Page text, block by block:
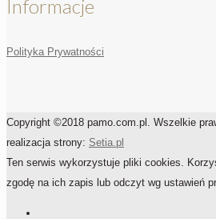
Informacje
Polityka Prywatności
Copyright ©2018 pamo.com.pl. Wszelkie
realizacja strony: Setia.pl
Ten serwis wykorzystuje pliki cookies.
zgodę na ich zapis lub odczyt wg ustawień